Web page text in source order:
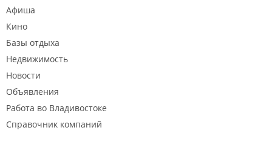
Афиша
Кино
Базы отдыха
Недвижимость
Новости
Объявления
Работа во Владивостоке
Справочник компаний